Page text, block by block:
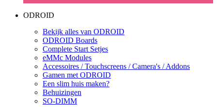
ODROID
Bekijk alles van ODROID
ODROID Boards
Complete Start Setjes
eMMc Modules
Accessoires / Touchscreens / Camera's / Addons
Gamen met ODROID
Een slim huis maken?
Behuizingen
SO-DIMM